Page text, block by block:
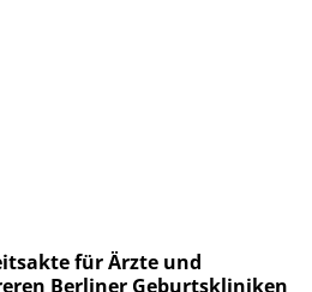
für Ärzte und
Berliner Geburtskliniken